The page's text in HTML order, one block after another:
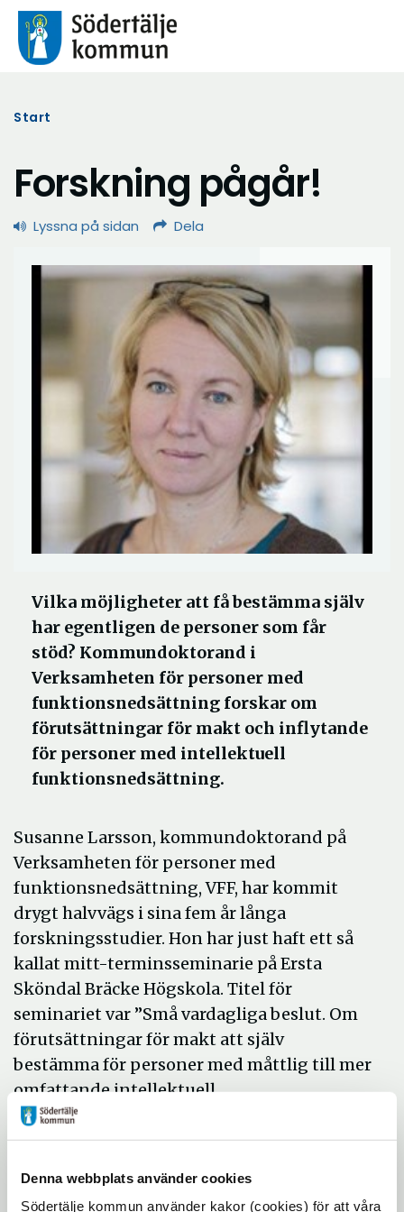
Denna webbplats använder cookies
Södertälje kommun använder kakor (cookies) för att våra
Start
Forskning pågår!
Lyssna på sidan Dela
Vilka möjligheter att få bestämma själv
har egentligen de personer som får
stöd? Kommundoktorand i
Verksamheten för personer med
funktionsnedsättning forskar om
förutsättningar för makt och inflytande
för personer med intellektuell
funktionsnedsättning.
Susanne Larsson, kommundoktorand på
Verksamheten för personer med
funktionsnedsättning, VFF, har kommit
drygt halvvägs i sina fem år långa
forskningsstudier. Hon har just haft ett så
kallat mitt-terminsseminarie på Ersta
Sköndal Bräcke Högskola. Titel för
seminariet var ”Små vardagliga beslut. Om
förutsättningar för makt att själv
bestämma för personer med måttlig till mer
omfattande intellektuell
funktionsnedsättning”. Det är också temat
för hennes forskning som innehåller tre
genomförandeplaner, observationer i